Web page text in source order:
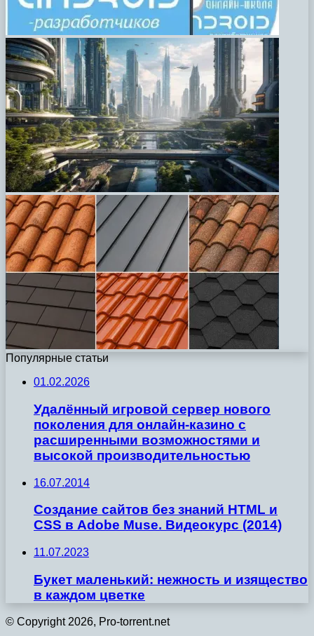
Популярные статьи
01.02.2026
Удалённый игровой сервер нового
поколения для онлайн-казино с
расширенными возможностями и
высокой производительностью
16.07.2014
Создание сайтов без знаний HTML и
CSS в Adobe Muse. Видеокурс (2014)
11.07.2023
Букет маленький: нежность и изящество
в каждом цветке
© Copyright 2026, Pro-torrent.net